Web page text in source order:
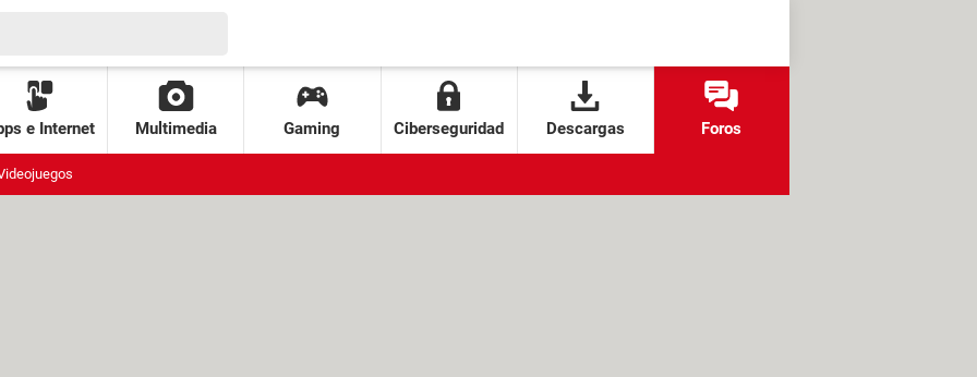
e Internet Multimedia Gaming Ciberseguridad Descargas Foros